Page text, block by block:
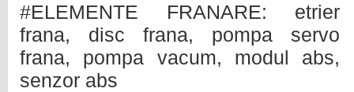
#ELEMENTE FRANARE: etrier
frana, disc frana, pompa servo
frana, pompa vacum, modul abs,
senzor abs